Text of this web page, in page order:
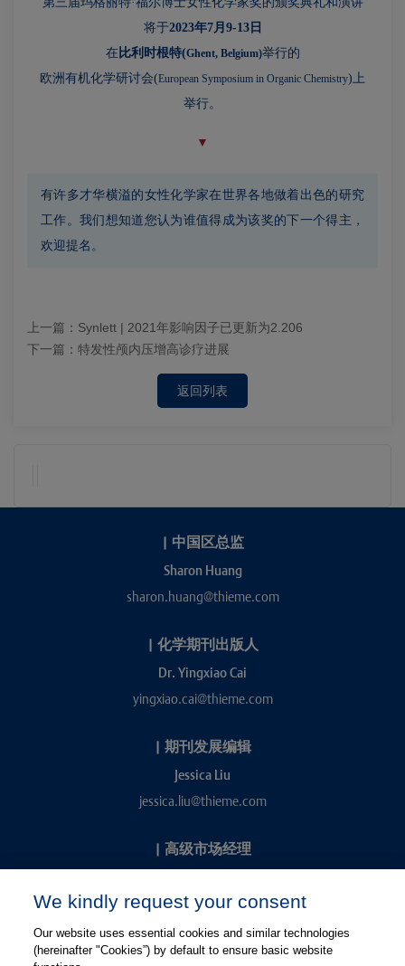
将于2023年7月9-13日
在 比利时根特(Ghent, Belgium)举行的
欧洲有机化学研讨会(European Symposium in Organic Chemistry)上
举行。
▼
有许多才华横溢的女性化学家在世界各地做着出色的研究
工作。我们想知道您认为谁值得成为该奖的下一个得主，
欢迎提名。
上一篇： Synlett | 2021年影响因子已更新为2.206
下一篇： 特发性颅内压增高诊疗进展
返回列表
| 中国区总监
Sharon Huang
sharon.huang@thieme.com
| 化学期刊出版人
Dr. Yingxiao Cai
yingxiao.cai@thieme.com
| 期刊发展编辑
Jessica Liu
jessica.liu@thieme.com
| 高级市场经理
kevin.chang@thieme.com
We kindly request your consent
Our website uses essential cookies and similar technologies
(hereinafter "Cookies”) by default to ensure basic website